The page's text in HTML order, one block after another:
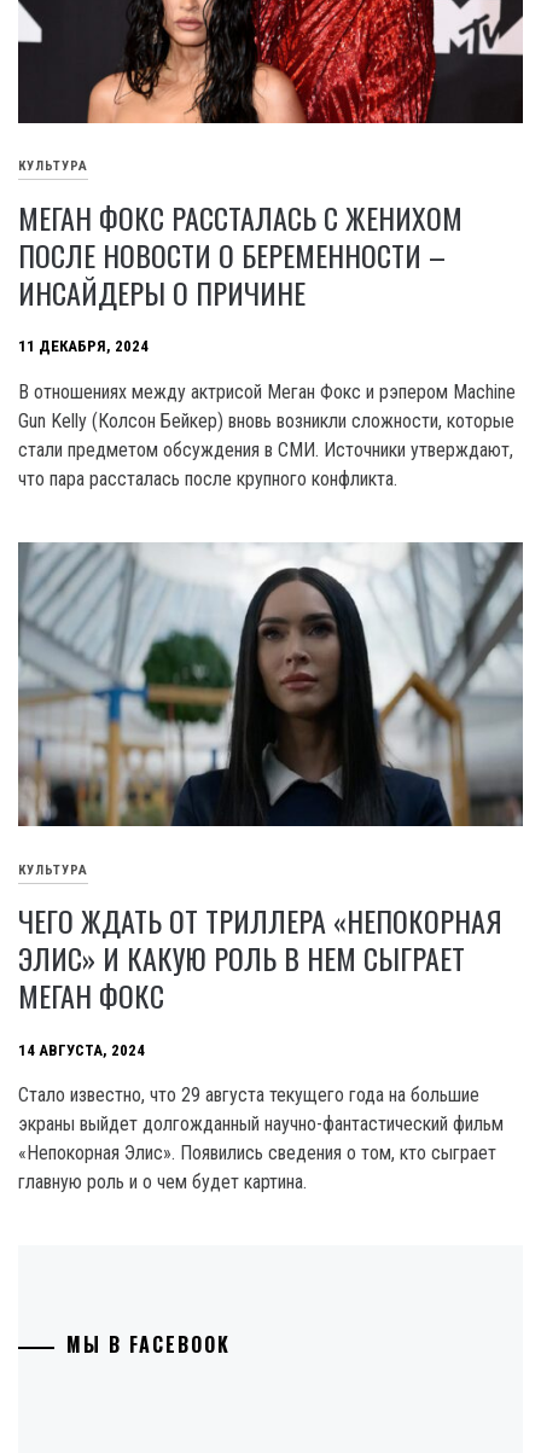
КУЛЬТУРА
МЕГАН ФОКС РАССТАЛАСЬ С ЖЕНИХОМ
ПОСЛЕ НОВОСТИ О БЕРЕМЕННОСТИ –
ИНСАЙДЕРЫ О ПРИЧИНЕ
11 ДЕКАБРЯ, 2024
В отношениях между актрисой Меган Фокс и рэпером Machine
Gun Kelly (Колсон Бейкер) вновь возникли сложности, которые
стали предметом обсуждения в СМИ. Источники утверждают,
что пара рассталась после крупного конфликта.
КУЛЬТУРА
ЧЕГО ЖДАТЬ ОТ ТРИЛЛЕРА «НЕПОКОРНАЯ
ЭЛИС» И КАКУЮ РОЛЬ В НЕМ СЫГРАЕТ
МЕГАН ФОКС
14 АВГУСТА, 2024
Стало известно, что 29 августа текущего года на большие
экраны выйдет долгожданный научно-фантастический фильм
«Непокорная Элис». Появились сведения о том, кто сыграет
главную роль и о чем будет картина.
МЫ В FACEBOOK